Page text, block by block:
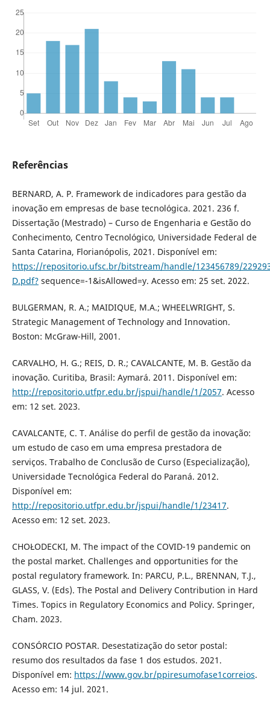
Referências
BERNARD, A. P. Framework de indicadores para gestão da
inovação em empresas de base tecnológica. 2021. 236 f.
Dissertação (Mestrado) – Curso de Engenharia e Gestão do
Conhecimento, Centro Tecnológico, Universidade Federal de
Santa Catarina, Florianópolis, 2021. Disponível em:
https://repositorio.ufsc.br/bitstream/handle/123456789/
D.pdf?sequence=-1&isAllowed=y. Acesso em: 25 set. 2022.
BULGERMAN, R. A.; MAIDIQUE, M.A.; WHEELWRIGHT, S.
Strategic Management of Technology and Innovation.
Boston: McGraw-Hill, 2001.
CARVALHO, H. G.; REIS, D. R.; CAVALCANTE, M. B. Gestão da
inovação. Curitiba, Brasil: Aymará. 2011. Disponível em:
http://repositorio.utfpr.edu.br/jspui/handle/1/2057. Acesso
em: 12 set. 2023.
CAVALCANTE, C. T. Análise do perfil de gestão da inovação:
um estudo de caso em uma empresa prestadora de
serviços. Trabalho de Conclusão de Curso (Especialização),
Universidade Tecnológica Federal do Paraná. 2012.
Disponível em:
http://repositorio.utfpr.edu.br/jspui/handle/1/23417.
Acesso em: 12 set. 2023.
CHOŁODECKI, M. The impact of the COVID-19 pandemic on
the postal market. Challenges and opportunities for the
postal regulatory framework. In: PARCU, P.L., BRENNAN, T.J.,
GLASS, V. (Eds). The Postal and Delivery Contribution in Hard
Times. Topics in Regulatory Economics and Policy. Springer,
Cham. 2023.
CONSÓRCIO POSTAR. Desestatização do setor postal:
resumo dos resultados da fase 1 dos estudos. 2021.
Disponível em: https://www.gov.br/ppiresumofase1correios.
Acesso em: 14 jul. 2021.